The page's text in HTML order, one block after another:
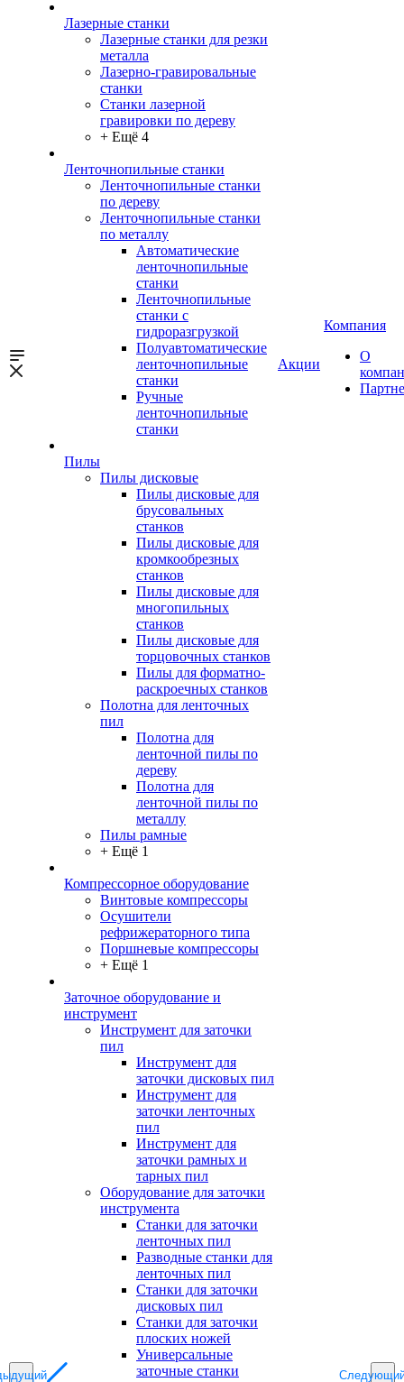
Лазерные станки
Лазерные станки для резки
металла
Лазерно-гравировальные
станки
Станки лазерной
гравировки по дереву
+ Ещё 4
Ленточнопильные станки
Ленточнопильные станки
по дереву
Ленточнопильные станки
по металлу
Автоматические
ленточнопильные
станки
Ленточнопильные
станки с
гидроразгрузкой
Полуавтоматические
ленточнопильные
станки
Ручные
ленточнопильные
станки
Пилы
Пилы дисковые
Пилы дисковые для
брусовальных
станков
Пилы дисковые для
кромкообрезных
станков
Пилы дисковые для
многопильных
станков
Пилы дисковые для
торцовочных станков
Пилы для форматно-
раскроечных станков
Полотна для ленточных
пил
Полотна для
ленточной пилы по
дереву
Полотна для
ленточной пилы по
металлу
Пилы рамные
+ Ещё 1
Компрессорное оборудование
Винтовые компрессоры
Осушители
рефрижераторного типа
Поршневые компрессоры
+ Ещё 1
Заточное оборудование и
инструмент
Инструмент для заточки
пил
Инструмент для
заточки дисковых пил
Инструмент для
заточки ленточных
пил
Инструмент для
заточки рамных и
тарных пил
Оборудование для заточки
инструмента
Станки для заточки
ленточных пил
Разводные станки для
ленточных пил
Станки для заточки
дисковых пил
Станки для заточки
плоских ножей
Универсальные
заточные станки
Акции
Компания
О